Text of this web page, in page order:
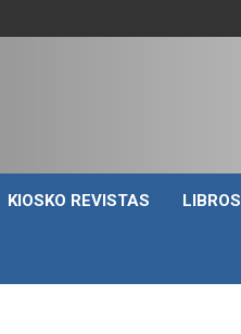
KIOSKO REVISTAS LIBROS